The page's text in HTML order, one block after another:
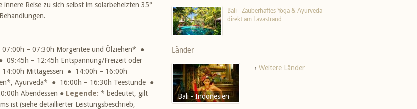
Reise zu sich selbst im solarbeheizten 35°
07:00h – 07:30h Morgentee und Ölziehen* ●
– 12:45h Entspannung/Freizeit oder
Mittagessen ● 14:00h – 16:00h
Ayurveda* ● 16:00h – 16:30h Teestunde ●
Abendessen ● Legende: * bedeutet, gilt
ist (siehe detaillierter Leistungsbeschrieb,
Bali - Zauberhaftes Yoga & Ayurveda
direkt am Lavastrand
Länder
Bali - Indonesien
›Weitere Länder